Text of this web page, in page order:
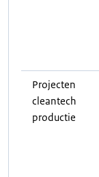
Projecten
cleantech
productie